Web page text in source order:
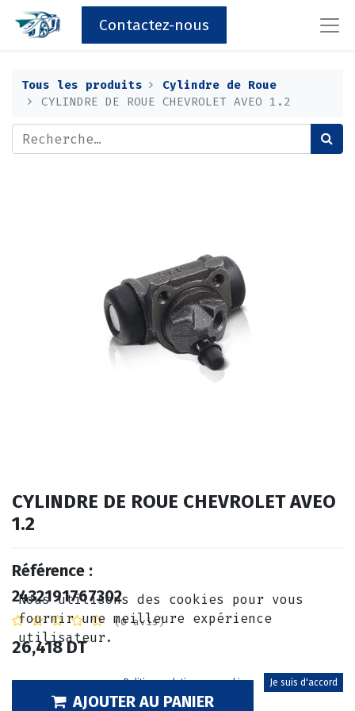
Contactez-nous
Tous les produits
Cylindre de Roue
CYLINDRE DE ROUE CHEVROLET AVEO 1.2
CYLINDRE DE ROUE CHEVROLET AVEO
1.2
Référence :
2432191767302
(0 avis)
26,418DT
AJOUTER AU PANIER
Nous utilisons des cookies pour vous
fournir une meilleure expérience
utilisateur.
Politique relative aux cookies Je suis d'accord